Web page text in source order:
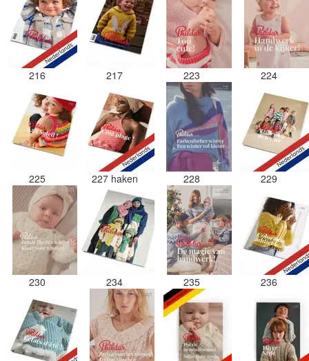
216 217 223 224
225 227 haken 228 229
230 234 235 236